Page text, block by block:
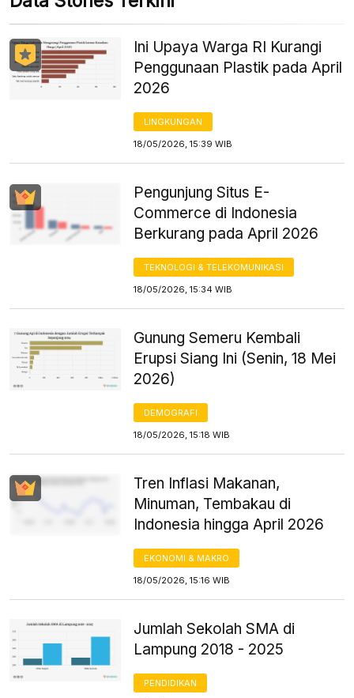
Ini Upaya Warga RI Kurangi
Penggunaan Plastik pada April
2026
LINGKUNGAN
18/05/2026, 15:39 WIB
Pengunjung Situs E-
Commerce di Indonesia
Berkurang pada April 2026
TEKNOLOGI & TELEKOMUNIKASI
18/05/2026, 15:34 WIB
Gunung Semeru Kembali
Erupsi Siang Ini (Senin, 18 Mei
2026)
DEMOGRAFI
18/05/2026, 15:18 WIB
Tren Inflasi Makanan,
Minuman, Tembakau di
Indonesia hingga April 2026
EKONOMI & MAKRO
18/05/2026, 15:16 WIB
Jumlah Sekolah SMA di
Lampung 2018 - 2025
PENDIDIKAN